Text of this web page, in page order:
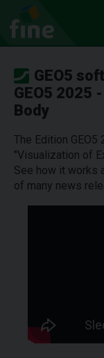
GEO5
GEO5 2025
Body
The Edition
"Visualization of
See how it works
of many news